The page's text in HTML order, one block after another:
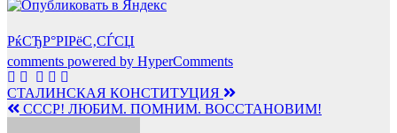
РќСЂР°РІРёС‚СЃСЏ
comments powered by HyperComments
Навигация
по
СТАЛИНСКАЯ КОНСТИТУЦИЯ
СССР! ЛЮБИМ. ПОМНИМ. ВОССТАНОВИМ!